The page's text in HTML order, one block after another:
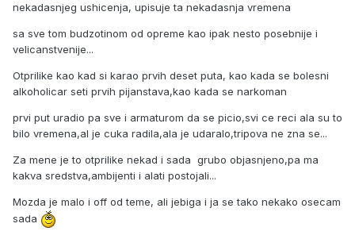
nekadasnjeg ushicenja, upisuje ta nekadasnja vremena
sa sve tom budzotinom od opreme kao ipak nesto posebnije i
velicanstvenije...
Otprilike kao kad si karao prvih deset puta, kao kada se bolesni
alkoholicar seti prvih pijanstava,kao kada se narkoman
prvi put uradio pa sve i armaturom da se picio,svi ce reci ala su to
bilo vremena,al je cuka radila,ala je udaralo,tripova ne zna se...
Za mene je to otprilike nekad i sada grubo objasnjeno,pa ma
kakva sredstva,ambijenti i alati postojali...
Mozda je malo i off od teme, ali jebiga i ja se tako nekako osecam
sada